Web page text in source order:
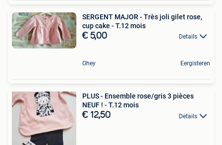
SERGENT MAJOR - Très joli gilet rose,
cup cake - T.12 mois
€ 5,00 Details
Ohey Eergisteren
PLUS - Ensemble rose/gris 3 pièces
NEUF ! - T.12 mois
€ 12,50 Details